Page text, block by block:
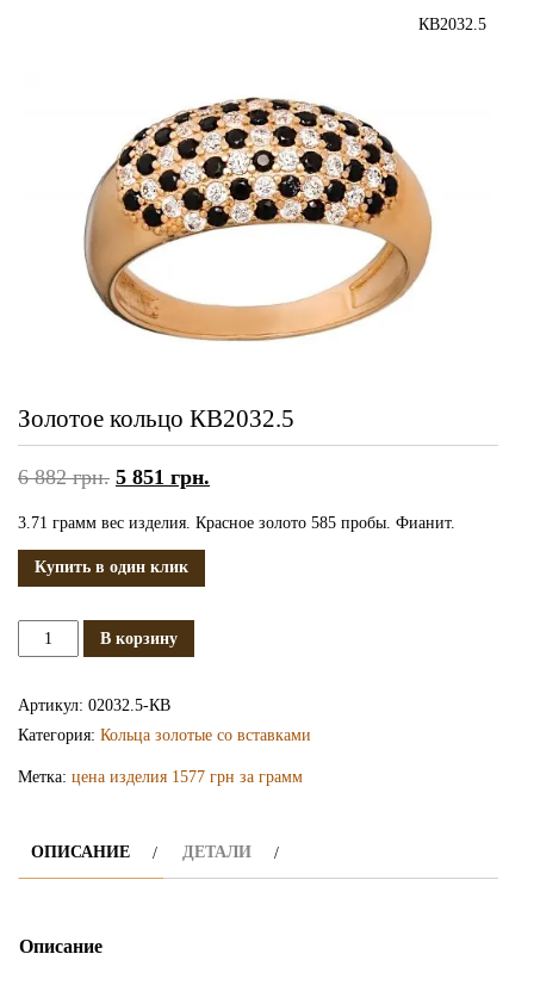
КВ2032.5
Золотое кольцо КВ2032.5
6 882грн. 5 851 грн.
3.71 грамм вес изделия. Красное золото 585 пробы. Фианит.
Купить в один клик
КоличествоВ корзину
Артикул: 02032.5-КВ
Категория: Кольца золотые со вставками
Метка: цена изделия 1577 грн за грамм
ОПИСАНИЕ ДЕТАЛИ
Описание